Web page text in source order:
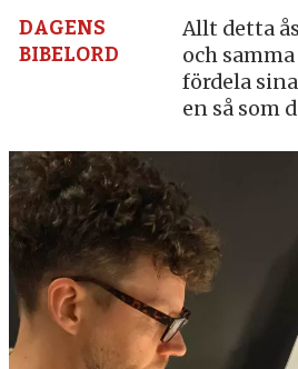
grund
–
debatt,
kultur
DAGENS
BIBELORD
Allt detta
och
fördela
en så som